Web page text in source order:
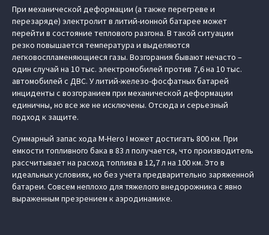
При механической деформации (а также перегреве и
перезаряде) электролит в литий-ионной батарее может
перейти в состояние теплового разгона. В такой ситуации
резко повышается температура и выделяются
легковоспламеняющиеся газы. Возгорания бывают нечасто –
один случай на 10 тыс. электромобилей против 7,6 на 10 тыс.
автомобилей с ДВС. У литий-железо-фосфатных батарей
инциденты с возгоранием при механической деформации
единичны, но все же не исключены. Отсюда и серьезный
подход к защите.
Суммарный запас хода M-Hero I может достигать 800 км. При
емкости топливного бака в 83 л получается, что производитель
рассчитывает на расход топлива в 12,7 л на 100 км. Это в
идеальных условиях, но без учета предварительно заряженной
батареи. Совсем неплохо для тяжелого внедорожника с явно
выраженным презрением к аэродинамике.